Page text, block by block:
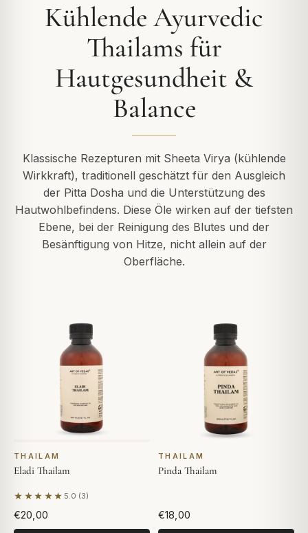
Kühlende Ayurvedic
Thailams für
Hautgesundheit &
Balance
Klassische Rezepturen mit Sheeta Virya (kühlende
Wirkkraft), traditionell geschätzt für den Ausgleich
der Pitta Dosha und die Unterstützung des
Hautwohlbefindens. Diese Öle wirken auf der tiefsten
Ebene, bei der Reinigung des Blutes und der
Besänftigung von Hitze, nicht allein auf der
Oberfläche.
THAILAM
Eladi Thailam
★★★★★ 5.0 (3)
Basierend auf 3 Bewertungen
€20,00
THAILAM
Pinda Thailam
€18,00